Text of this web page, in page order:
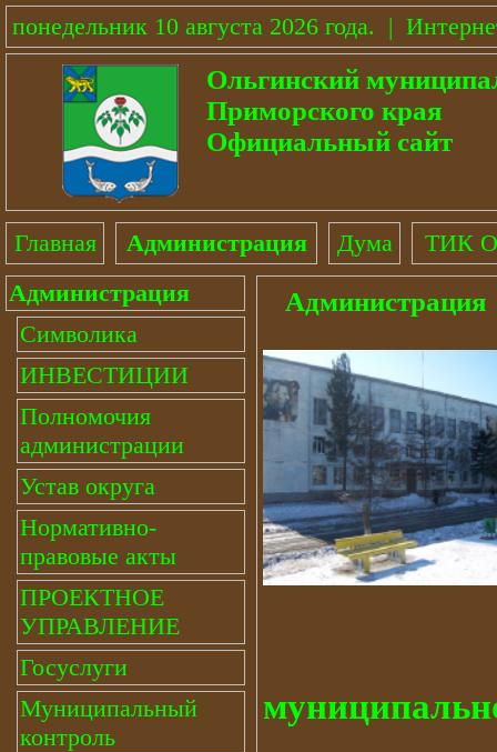
понедельник 10 августа 2026 года. |
Ольгинский
Приморского края
Официальный сайт
Главная Администрация Дума
ТИК
Администрация
Символика
ИНВЕСТИЦИИ
Полномочия
администрации
Устав округа
Нормативно-
правовые акты
ПРОЕКТНОЕ
УПРАВЛЕНИЕ
Госуслуги
Муниципальный
контроль
Администрация